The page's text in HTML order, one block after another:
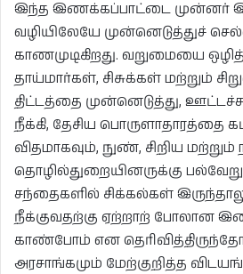
இந்த இணக்கப்பாட்டை முன்னர்
வழியிலேயே முன்னெடுத்துச்
காணமுடிகிறது. வறுமையை
தாய்மார்கள், சிசுக்கள் மற்றும்
திட்டத்தை முன்னெடுத்து,
நீக்கி, தேசிய பொருளாதாரத்தை
விதமாகவும், நுண், சிறிய
தொழில்துறையினருக்கு பல்வேறு
சந்தைகளில் சிக்கல்கள்
நீக்குவதற்கு ஏற்றாற் போலான
காண்போம் என
அரசாங்கமும் மேற்குறித்த